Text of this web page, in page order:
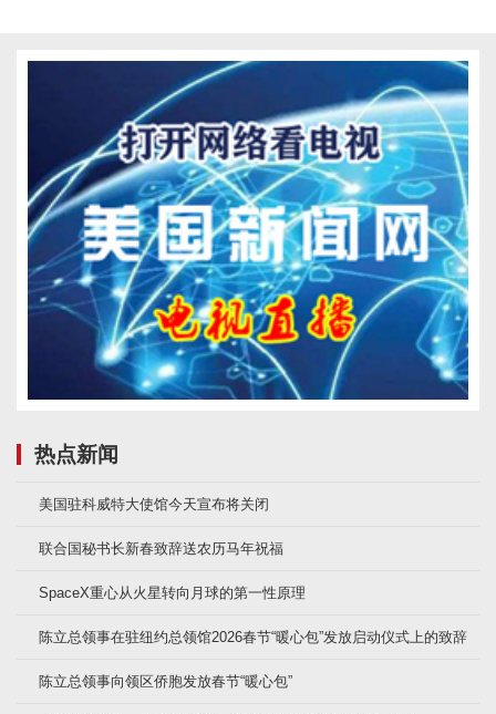
热点新闻
美国驻科威特大使馆今天宣布将关闭
联合国秘书长新春致辞送农历马年祝福
SpaceX重心从火星转向月球的第一性原理
陈立总领事在驻纽约总领馆2026春节“暖心包”发放启动仪式上的致辞
陈立总领事向领区侨胞发放春节“暖心包”